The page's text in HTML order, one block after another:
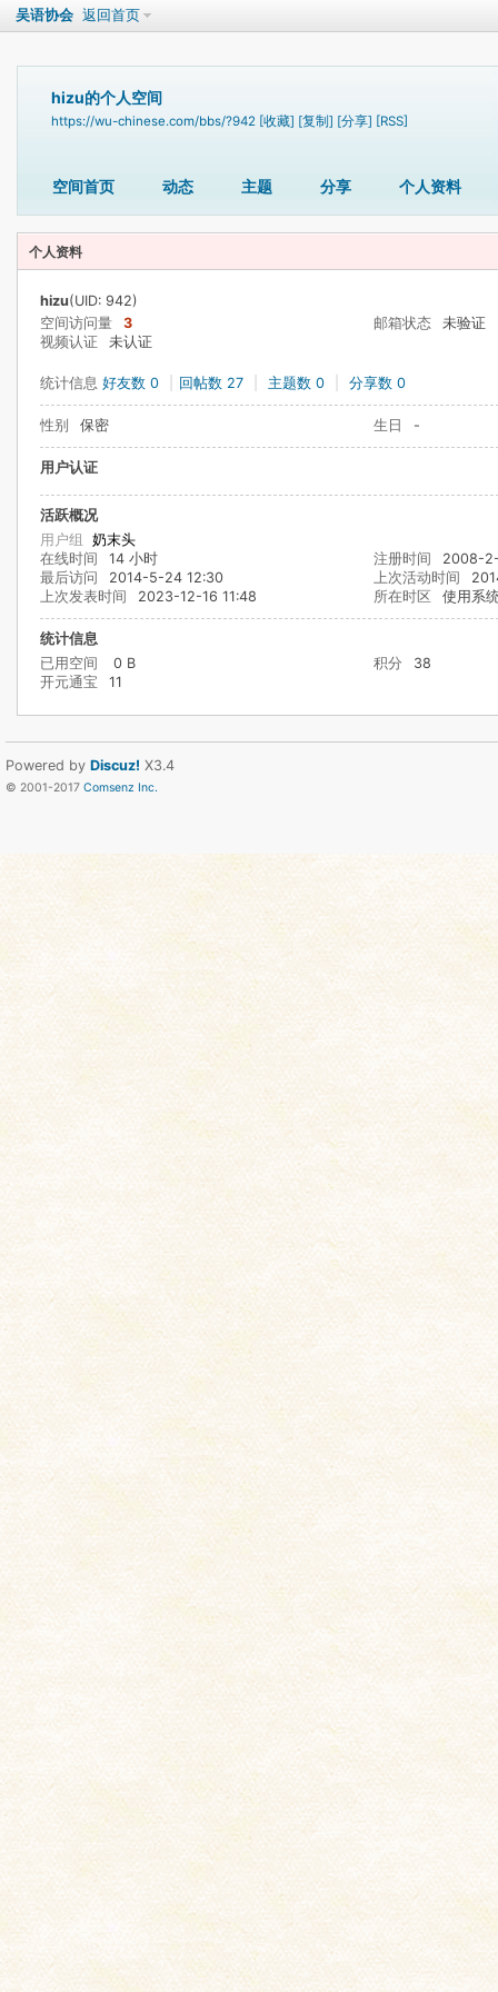
吴语协会 返回首页
hizu的个人空间
https://wu-chinese.com/bbs/?942 [收藏] [复制] [分享] [RSS]
空间首页 动态 主题 分享 个人资料
个人资料
hizu(UID: 942)
空间访问量
3 邮箱状态
未验证
视频认证
未认证
统计信息 好友数 0 回帖数 27 主题数 0 分享数 0
性别 保密 生日 -
用户认证
活跃概况
用户组 奶末头
在线时间
14 小时 注册时间
2008-
最后访问
2014-5-24 12:30 上次活动时间
上次发表时间
2023-12-16 11:48 所在时区 使用系
统计信息
已用空间
0 B 积分
38
开元通宝
11
Powered by Discuz! X3.4
© 2001-2017 Comsenz Inc.